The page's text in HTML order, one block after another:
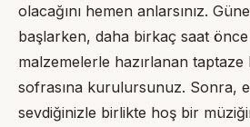
olacağını hemen anlarsınız.
başlarken, daha birkaç saat
malzemelerle hazırlanan taptaze
sofrasına kurulursunuz. Sonra,
sevdiğinizle birlikte hoş bir